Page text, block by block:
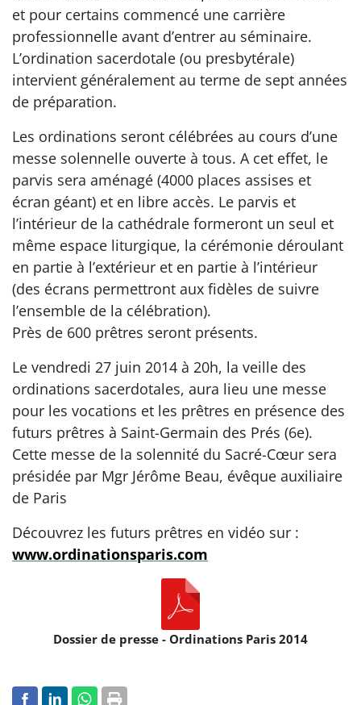
et pour certains commencé une carrière
professionnelle avant d’entrer au séminaire.
L’ordination sacerdotale (ou presbytérale)
intervient généralement au terme de sept années
de préparation.
Les ordinations seront célébrées au cours d’une
messe solennelle ouverte à tous. A cet effet, le
parvis sera aménagé (4000 places assises et
écran géant) et en libre accès. Le parvis et
l’intérieur de la cathédrale formeront un seul et
même espace liturgique, la cérémonie déroulant
en partie à l’extérieur et en partie à l’intérieur
(des écrans permettront aux fidèles de suivre
l’ensemble de la célébration).
Près de 600 prêtres seront présents.
Le vendredi 27 juin 2014 à 20h, la veille des
ordinations sacerdotales, aura lieu une messe
pour les vocations et les prêtres en présence des
futurs prêtres à Saint-Germain des Prés (6e).
Cette messe de la solennité du Sacré-Cœur sera
présidée par Mgr Jérôme Beau, évêque auxiliaire
de Paris
Découvrez les futurs prêtres en vidéo sur :
www.ordinationsparis.com
Dossier de presse - Ordinations Paris 2014